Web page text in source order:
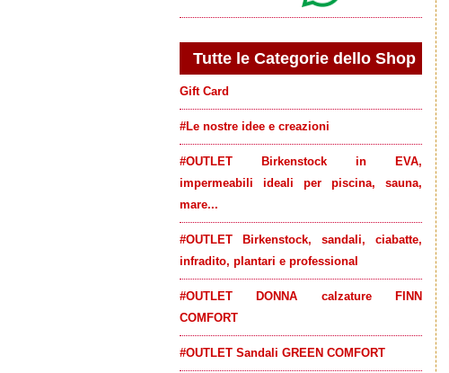
Tutte le Categorie dello Shop
Gift Card
#Le nostre idee e creazioni
#OUTLET Birkenstock in EVA,
impermeabili ideali per piscina, sauna,
mare...
#OUTLET Birkenstock, sandali, ciabatte,
infradito, plantari e professional
#OUTLET DONNA calzature FINN
COMFORT
#OUTLET Sandali GREEN COMFORT